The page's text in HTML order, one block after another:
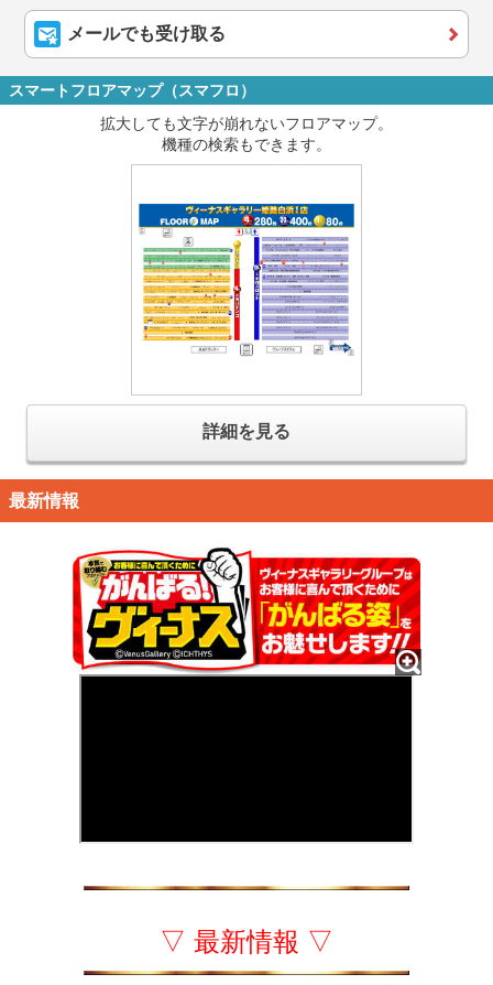
メールでも受け取る
スマートフロアマップ（スマフロ）
拡大しても文字が崩れないフロアマップ。
機種の検索もできます。
詳細を見る
最新情報
▽ 最新情報 ▽